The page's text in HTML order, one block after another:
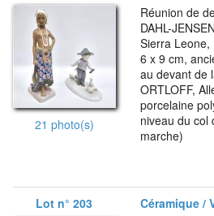
21 photo(s)
Réunion de
DAHL-
Sierra
6 x 9 cm,
au devant de
ORTLOFF,
porcelaine
niveau du col
marche)
Lot n° 203 Céramique /